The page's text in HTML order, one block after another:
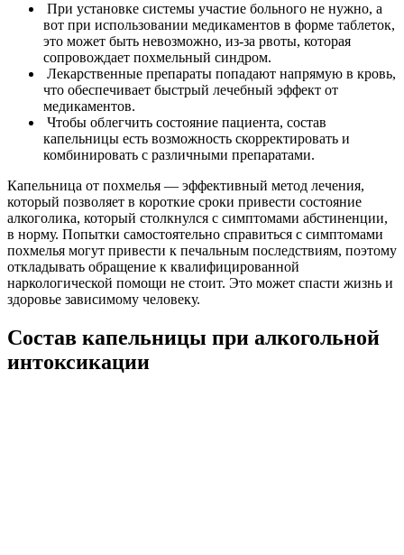
При установке системы участие больного не нужно, а
вот при использовании медикаментов в форме таблеток,
это может быть невозможно, из-за рвоты, которая
сопровождает похмельный синдром.
Лекарственные препараты попадают напрямую в кровь,
что обеспечивает быстрый лечебный эффект от
медикаментов.
Чтобы облегчить состояние пациента, состав
капельницы есть возможность скорректировать и
комбинировать с различными препаратами.
Капельница от похмелья — эффективный метод лечения,
который позволяет в короткие сроки привести состояние
алкоголика, который столкнулся с симптомами абстиненции,
в норму. Попытки самостоятельно справиться с симптомами
похмелья могут привести к печальным последствиям, поэтому
откладывать обращение к квалифицированной
наркологической помощи не стоит. Это может спасти жизнь и
здоровье зависимому человеку.
Состав капельницы при алкогольной
интоксикации